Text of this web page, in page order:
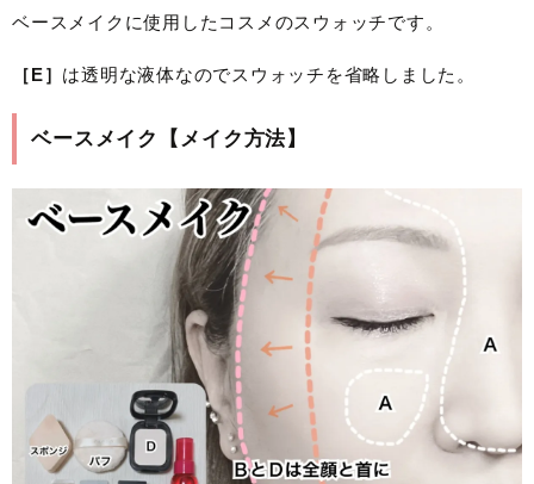
ベースメイクに使用したコスメのスウォッチです。
［E］ は透明な液体なのでスウォッチを省略しました。
ベースメイク【メイク方法】